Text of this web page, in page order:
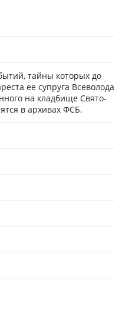
тайны которых до
ее супруга Всеволода
на кладбище Свято-
в архивах ФСБ.